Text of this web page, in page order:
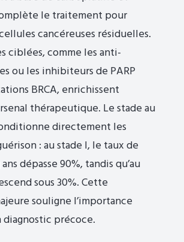
le traitement pour
cancéreuses résiduelles.
ciblées, comme les anti-
ou les inhibiteurs de PARP
BRCA, enrichissent
thérapeutique. Le stade au
directement les
: au stade I, le taux de
dépasse 90%, tandis qu’au
sous 30%. Cette
souligne l’importance
diagnostic précoce.